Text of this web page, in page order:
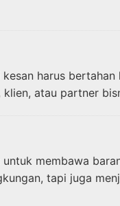
harus
atau partner
membawa
tapi juga